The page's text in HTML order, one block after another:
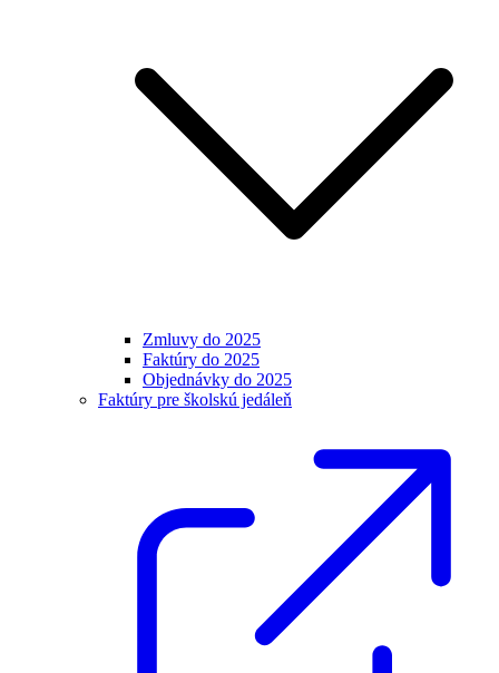
Zmluvy do 2025
Faktúry do 2025
Objednávky do 2025
Faktúry pre školskú jedáleň